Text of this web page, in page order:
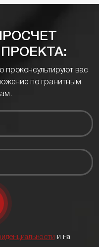
вас
по гранитным
и на